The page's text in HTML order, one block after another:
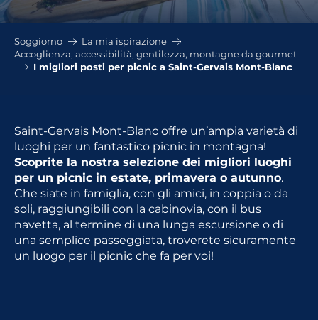
Soggiorno
La mia ispirazione
Accoglienza, accessibilità, gentilezza, montagne da gourmet
I migliori posti per picnic a Saint-Gervais Mont-Blanc
Saint-Gervais Mont-Blanc offre un’ampia varietà di
luoghi per un fantastico picnic in montagna!
Scoprite la nostra selezione dei migliori luoghi
per un picnic in estate, primavera o autunno.
Che siate in famiglia, con gli amici, in coppia o da
soli, raggiungibili con la cabinovia, con il bus
navetta, al termine di una lunga escursione o di
una semplice passeggiata, troverete sicuramente
un luogo per il picnic che fa per voi!